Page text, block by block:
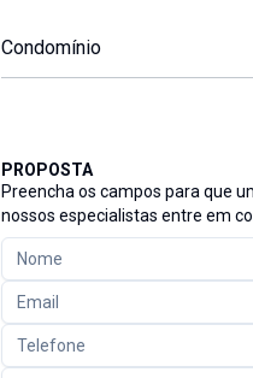
Condomínio
PROPOSTA
Preencha os campos para que
nossos especialistas entre em